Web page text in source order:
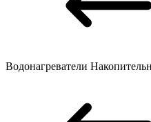
Водонагреватели